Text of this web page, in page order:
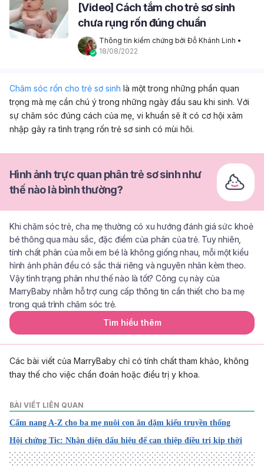
[Video] Cách tắm cho trẻ sơ sinh
chưa rụng rốn đúng chuẩn
Thông tin kiểm chứng bởi Đỗ Khánh Linh
18/08/2022
Chăm sóc rốn cho trẻ sơ sinh là một trong những phần quan
trọng mà mẹ cần chú ý trong những ngày đầu sau khi sinh. Với
sự chăm sóc đúng cách của mẹ, vi khuẩn sẽ ít có cơ hội xâm
nhập gây ra tình trạng rốn trẻ sơ sinh có mùi hôi.
Hình ảnh trực quan phân trẻ sơ sinh như
thế nào là bình thường?
Khi chăm sóc trẻ, cha mẹ thường có xu hướng đánh giá sức khoẻ
bé thông qua màu sắc, đặc điểm của phân của trẻ. Tuy nhiên,
tính chất phân của mỗi em bé là không giống nhau, mỗi một kiểu
hình ảnh phân đều có sắc thái riêng và nguyên nhân kèm theo.
Vậy tình trạng phân như thế nào là tốt? Công cụ này của
MarryBaby nhằm hỗ trợ cung cấp thông tin cần thiết cho ba mẹ
trong quá trình chăm sóc trẻ.
Tìm hiểu thêm
Các bài viết của MarryBaby chỉ có tính chất tham khảo, không
thay thế cho việc chẩn đoán hoặc điều trị y khoa.
BÀI VIẾT LIÊN QUAN
Cẩm nang A-Z cho ba mẹ nuôi con ăn dặm kiểu truyền thống
Hội chứng Tic: Nhận diện dấu hiệu để can thiệp điều trị kịp thời